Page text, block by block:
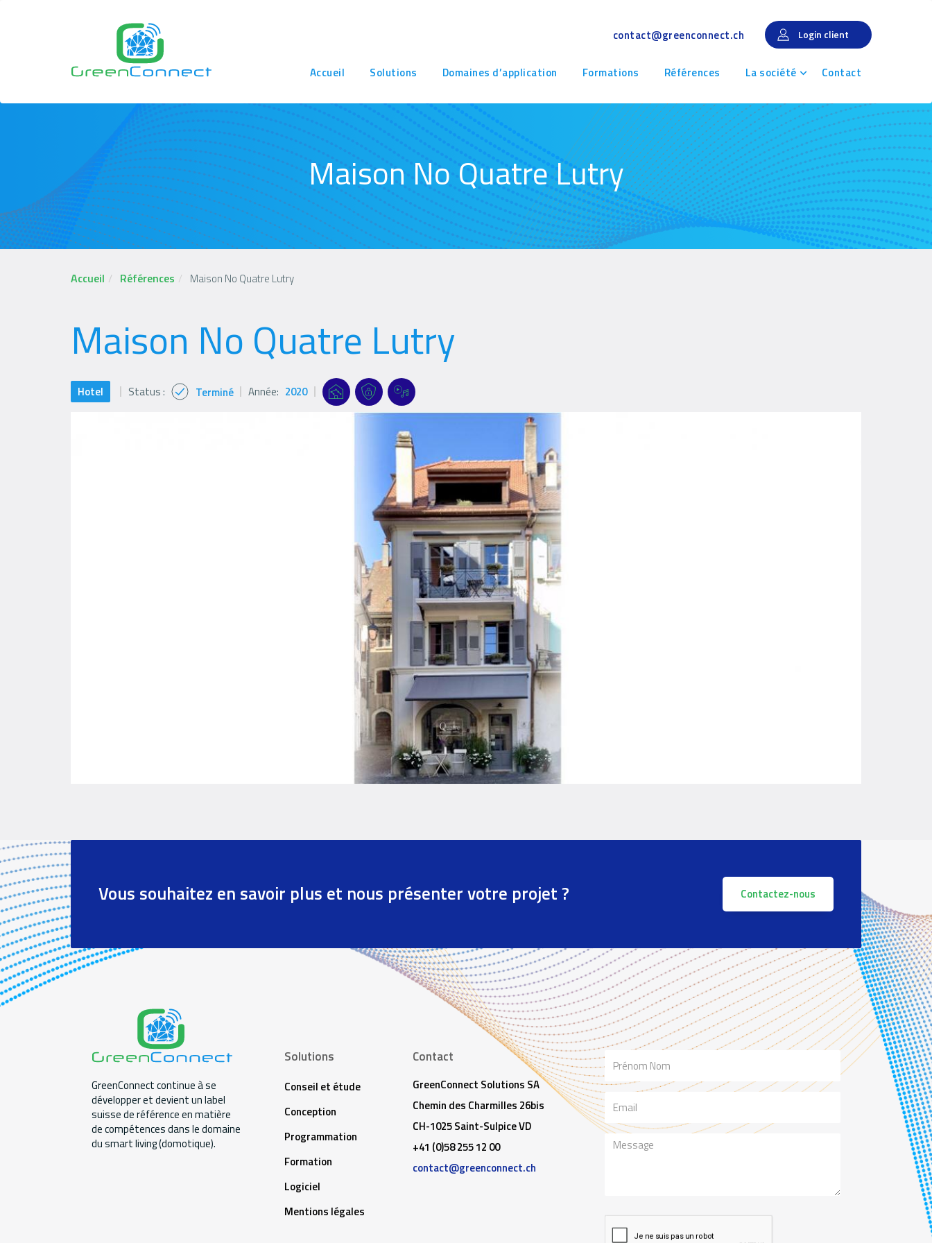
contact@greenconnect.ch Login client
Navigation
principale
Accueil Solutions Domaines d’application Formations Références La société Contact
Maison No Quatre Lutry
Accueil Références Maison No Quatre Lutry
Maison No Quatre Lutry
Hotel Status : Terminé
Status
Année: 2020
Références
Références
filters
Références
filters
Références
filters
Logo
Vous souhaitez en savoir plus et nous présenter votre projet ? Contactez-nous
GreenConnect continue à se
développer et devient un label
suisse de référence en matière
de compétences dans le domaine
du smart living (domotique).
Solutions
Conseil et étude
Conception
Programmation
Formation
Logiciel
Mentions légales
Contact
GreenConnect Solutions SA
Chemin des Charmilles 26bis
CH-1025 Saint-Sulpice VD
+41 (0)58 255 12 00
contact@greenconnect.ch
Nom
Email
Message